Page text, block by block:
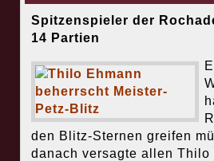
Spitzenspieler der
14 Partien
den Blitz-Sternen greifen
danach versagte allen Thilo